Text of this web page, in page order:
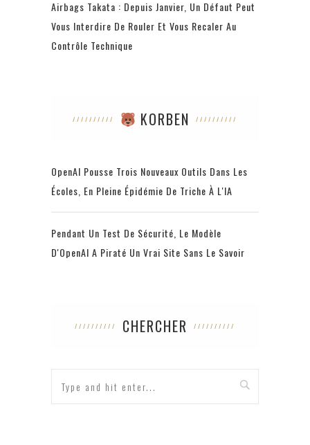
Airbags Takata : Depuis Janvier, Un Défaut Peut
Vous Interdire De Rouler Et Vous Recaler Au
Contrôle Technique
KORBEN
OpenAI Pousse Trois Nouveaux Outils Dans Les
Écoles, En Pleine Épidémie De Triche À L'IA
Pendant Un Test De Sécurité, Le Modèle
D'OpenAI A Piraté Un Vrai Site Sans Le Savoir
CHERCHER